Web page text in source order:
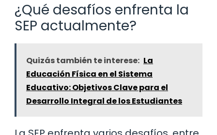
¿Qué desafíos enfrenta la
SEP actualmente?
Quizás también te interese: La
Educación Física en el Sistema
Educativo: Objetivos Clave para el
Desarrollo Integral de los Estudiantes